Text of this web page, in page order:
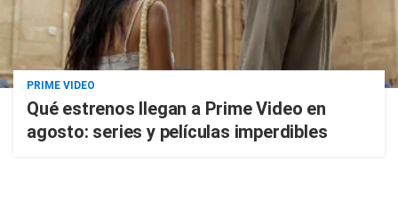
PRIME VIDEO
Qué estrenos llegan a Prime Video en
agosto: series y películas imperdibles